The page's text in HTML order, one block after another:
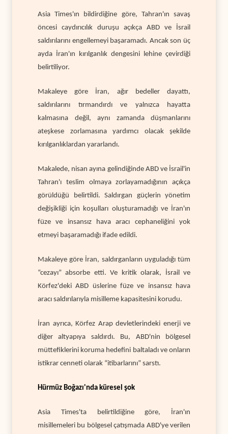
Asia Times'ın bildirdiğine göre, Tahran'ın savaş
öncesi caydırıcılık duruşu açıkça ABD ve İsrail
saldırılarını engellemeyi başaramadı. Ancak son üç
ayda İran'ın kırılganlık dengesini lehine çevirdiği
belirtiliyor.
Makaleye göre İran, ağır bedeller dayattı,
saldırılarını tırmandırdı ve yalnızca hayatta
kalmasına değil, aynı zamanda düşmanlarını
ateşkese zorlamasına yardımcı olacak şekilde
kırılganlıklardan yararlandı.
Makalede, nisan ayına gelindiğinde ABD ve İsrail'in
Tahran'ı teslim olmaya zorlayamadığının açıkça
görüldüğü belirtildi. Saldırgan güçlerin yönetim
değişikliği için koşulları oluşturamadığı ve İran'ın
füze ve insansız hava aracı cephaneliğini yok
etmeyi başaramadığı ifade edildi.
Makaleye göre İran, saldırganların uyguladığı tüm
“cezayı” absorbe etti. Ve kritik olarak, İsrail ve
Körfez'deki ABD üslerine füze ve insansız hava
aracı saldırılarıyla misilleme kapasitesini korudu.
İran ayrıca, Körfez Arap devletlerindeki enerji ve
diğer altyapıya saldırdı. Bu, ABD'nin bölgesel
müttefiklerini koruma hedefini baltaladı ve onların
istikrar cenneti olarak “itibarlarını” sarstı.
Hürmüz Boğazı'nda küresel şok
Asia Times'ta belirtildiğine göre, İran'ın
misillemeleri bu bölgesel çatışmada ABD'ye verilen